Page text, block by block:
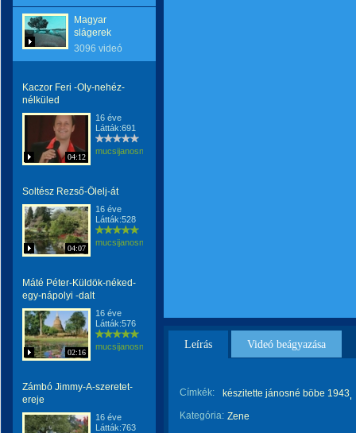
Magyar
slágerek
3096 videó
Kaczor Feri -Oly-nehéz-
nélküled
04:12
16 éve
Látták:691
mucsijanosne
Soltész Rezső-Ölelj-át
04:07
16 éve
Látták:528
mucsijanosne
Máté Péter-Küldök-néked-
egy-nápolyi -dalt
02:16
16 éve
Látták:576
mucsijanosne
Zámbó Jimmy-A-szeretet-
ereje
16 éve
Látták:763
Leírás Videó beágyazása
Címkék:
készitette jánosné böbe 1943
Kategória: Zene